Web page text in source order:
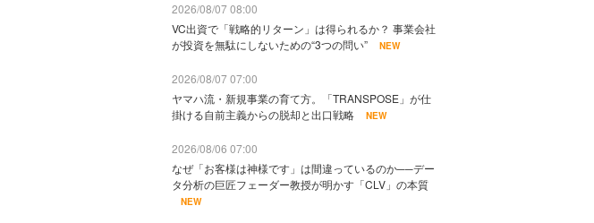
2026/08/07 08:00
VC出資で「戦略的リターン」は得られるか？ 事業会社
が投資を無駄にしないための“3つの問い”
NEW
2026/08/07 07:00
ヤマハ流・新規事業の育て方。「TRANSPOSE」が仕
掛ける自前主義からの脱却と出口戦略
NEW
2026/08/06 07:00
なぜ「お客様は神様です」は間違っているのか──デー
タ分析の巨匠フェーダー教授が明かす「CLV」の本質
NEW